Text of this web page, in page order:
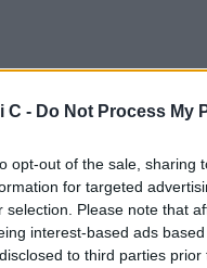
C - Do Not Process My
opt-out of the sale, sharing
for targeted
selection. Please note that
interest-based ads
to third parties
che innalza
manutentivi.
è stato scelto da
Atalanta BC e Torino